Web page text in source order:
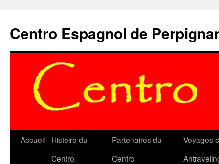
contenu
Centro Espagnol de
Accueil
Histoire du
Centro
Partenaires du
Centro
Voyages